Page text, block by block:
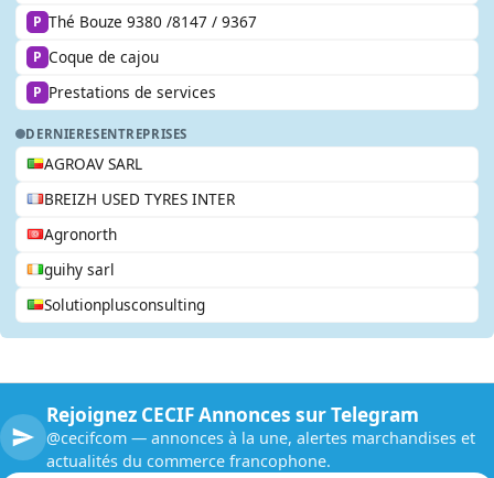
P Thé Bouze 9380 /8147 / 9367
P Coque de cajou
P Prestations de services
DERNIERESENTREPRISES
AGROAV SARL
BREIZH USED TYRES INTER
Agronorth
guihy sarl
Solutionplusconsulting
Rejoignez CECIF Annonces sur Telegram
@cecifcom — annonces à la une, alertes marchandises et
actualités du commerce francophone.